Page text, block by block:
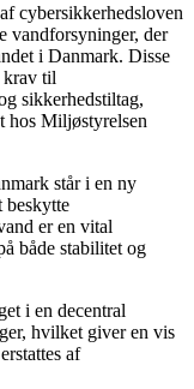
cybersikkerhedsloven
vandforsyninger, der
i Danmark. Disse
krav til
sikkerhedstiltag,
hos Miljøstyrelsen
står i en ny
beskytte
er en vital
både stabilitet og
i en decentral
hvilket giver en vis
af